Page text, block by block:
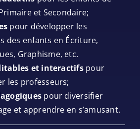
et Secondaire;
pour développer les
des enfants en Écriture,
Graphisme, etc.
et interactifspour
les professeurs;
pour diversifier
et apprendre en s’amusant.